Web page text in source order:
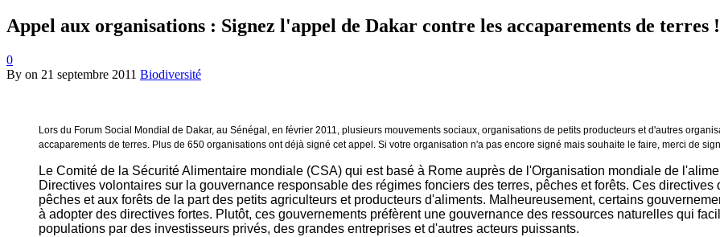
Appel aux organisations : Signez l'appel de Dakar contre les accaparements de terres !
0
By on 21 septembre 2011 Biodiversité
Lors du Forum Social Mondial de Dakar, au Sénégal, en février 2011, plusieurs mouvements sociaux, organisations de petits producteurs et d'autres
accaparements de terres. Plus de 650 organisations ont déjà signé cet appel. Si votre organisation n'a pas encore signé mais souhaite le faire, merci de
Le Comité de la Sécurité Alimentaire mondiale (CSA) qui est basé à Rome auprès de l'Organisation mondiale de
Directives volontaires sur la gouvernance responsable des régimes fonciers des terres, pêches et forêts. Ces
pêches et aux forêts de la part des petits agriculteurs et producteurs d'aliments. Malheureusement, certains
à adopter des directives fortes. Plutôt, ces gouvernements préfèrent une gouvernance des ressources naturelles qui
populations par des investisseurs privés, des grandes entreprises et d'autres acteurs puissants.